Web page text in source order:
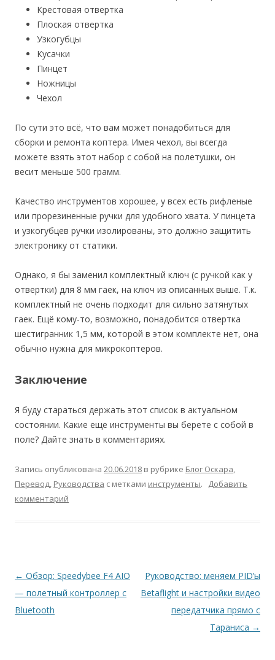
Крестовая отвертка
Плоская отвертка
Узкогубцы
Кусачки
Пинцет
Ножницы
Чехол
По сути это всё, что вам может понадобиться для
сборки и ремонта коптера. Имея чехол, вы всегда
можете взять этот набор с собой на полетушки, он
весит меньше 500 грамм.
Качество инструментов хорошее, у всех есть рифленые
или прорезиненные ручки для удобного хвата. У пинцета
и узкогубцев ручки изолированы, это должно защитить
электронику от статики.
Однако, я бы заменил комплектный ключ (с ручкой как у
отвертки) для 8 мм гаек, на ключ из описанных выше. Т.к.
комплектный не очень подходит для сильно затянутых
гаек. Ещё кому-то, возможно, понадобится отвертка
шестигранник 1,5 мм, которой в этом комплекте нет, она
обычно нужна для микрокоптеров.
Заключение
Я буду стараться держать этот список в актуальном
состоянии. Какие еще инструменты вы берете с собой в
поле? Дайте знать в комментариях.
Запись опубликована 20.06.2018 в рубрике Блог Оскара
Перевод Руководства с метками инструменты.
Добавить
комментарий
Навигация
по
записям
← Обзор: Speedybee F4 AIO
— полетный контроллер с
Bluetooth
Руководство: меняем PID’ы
Betaflight и настройки видео
передатчика прямо с
Тараниса →